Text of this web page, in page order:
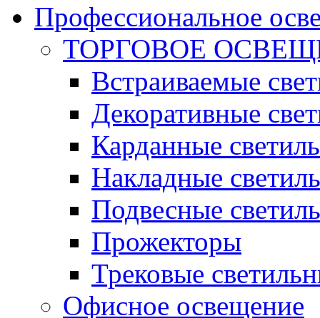
Профессиональное
ТОРГОВОЕ
Встраиваемые
Декоративные
Карданные
Накладные
Подвесные
Прожекторы
Трековые
Офисное освещение